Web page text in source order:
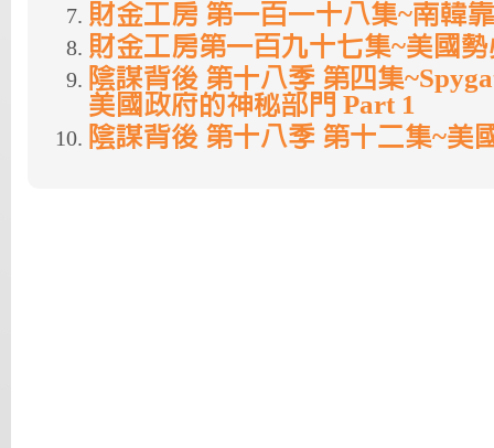
財金工房 第一百一十八集~南韓
財金工房第一百九十七集~美國
陰謀背後 第十八季 第四集
美國政府的神秘部門 Part 1
陰謀背後 第十八季 第十二集~美